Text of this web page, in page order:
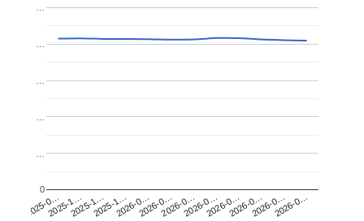
2025-0…2025-1…2025-1…2025-1…2026-0…2026-0…2026-0…2026-0…2026-0…2026-0…2026-0…2026-0…
0
…
…